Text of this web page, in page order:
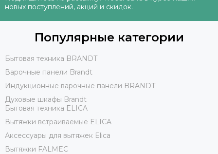
новых поступлений, акций и скидок.
Популярные категории
Бытовая техника BRANDT
Варочные панели Brandt
Индукционные варочные панели BRANDT
Духовые шкафы Brandt
Бытовая техника ELICA
Вытяжки встраиваемые ELICA
Аксессуары для вытяжек Elica
Вытяжки FALMEC